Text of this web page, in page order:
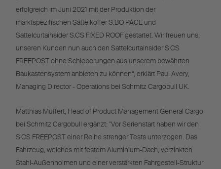
erfolgreich im Juni 2021 mit der Produktion der
marktspezifischen Sattelkoffer S.BO PACE und
Sattelcurtainsider S.CS FIXED ROOF gestartet. Wir freuen uns,
unseren Kunden nun auch den Sattelcurtainsider S.CS
FREEPOST ohne Schieberungen aus unserem bewährten
Baukastensystem anbieten zu können“, erklärt Paul Avery,
Managing Director - Operations bei Schmitz Cargobull UK.
Matthias Muffert, Head of Product Management General Cargo
bei Schmitz Cargobull ergänzt: "Vor Serienstart haben wir den
S.CS FREEPOST einer Reihe strenger Tests unterzogen. Das
Fahrzeug, welches mit festem Aluminium-Dach, verzinkten
Stahl-Außenholmen und einer verstärkten Fahrgestell-Struktur